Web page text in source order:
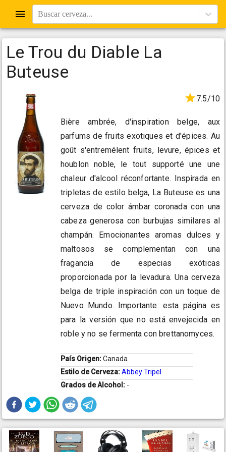
Buscar cerveza...
Le Trou du Diable La
Buteuse
7.5/10
Bière ambrée, d'inspiration belge, aux
parfums de fruits exotiques et d'épices. Au
goût s'entremélent fruits, levure, épices et
houblon noble, le tout supporté une une
chaleur d'alcool réconfortante. Inspirada en
tripletas de estilo belga, La Buteuse es una
cerveza de color ámbar coronada con una
cabeza generosa con burbujas similares al
champán. Emocionantes aromas dulces y
maltosos se complementan con una
fragancia de especias exóticas
proporcionada por la levadura. Una cerveza
belga de triple inspiración con un toque de
Nuevo Mundo. Importante: esta página es
para la versión que no está envejecida en
roble y no se fermenta con brettanomyces.
País Origen:Canada
Estilo de Cerveza:Abbey Tripel
Grados de Alcohol: -